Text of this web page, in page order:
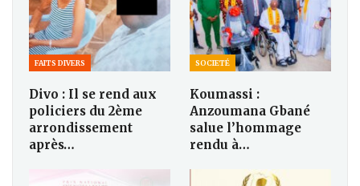
FAITS DIVERS
Divo : Il se rend aux
policiers du 2ème
arrondissement
après…
SOCIETÉ
Koumassi :
Anzoumana Gbané
salue l’hommage
rendu à…